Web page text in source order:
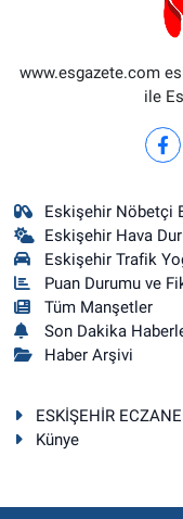
www.esgazete.com
ile
Eskişehir Nöbetçi
Eskişehir Hava
Eskişehir Trafik
Puan Durumu ve
Tüm Manşetler
Son Dakika
Haber Arşivi
ESKİŞEHİR
Künye